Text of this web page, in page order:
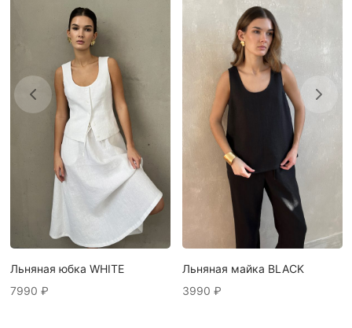
Льняная юбка WHITE
7990 ₽
Льняная майка BLACK
3990 ₽